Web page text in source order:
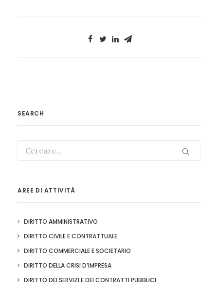
SEARCH
AREE DI ATTIVITÀ
DIRITTO AMMINISTRATIVO
DIRITTO CIVILE E CONTRATTUALE
DIRITTO COMMERCIALE E SOCIETARIO
DIRITTO DELLA CRISI D’IMPRESA
DIRITTO DEI SERVIZI E DEI CONTRATTI PUBBLICI